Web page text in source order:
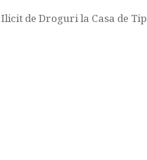
de Droguri la Casa de Tip